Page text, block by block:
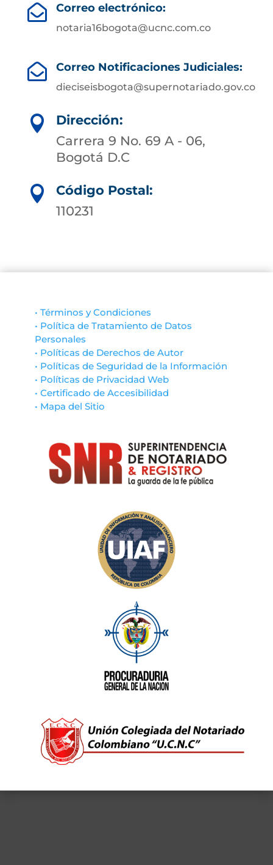
 Correo electrónico:
notaria16bogota@ucnc.com.co
 Correo Notificaciones Judiciales:
dieciseisbogota@supernotariado.gov.co

Dirección:
Carrera 9 No. 69 A - 06,
Bogotá D.C

Código Postal:
110231
• Términos y Condiciones
• Política de Tratamiento de Datos
Personales
• Políticas de Derechos de Autor
• Políticas de Seguridad de la Información
• Políticas de Privacidad Web
• Certificado de Accesibilidad
• Mapa del Sitio